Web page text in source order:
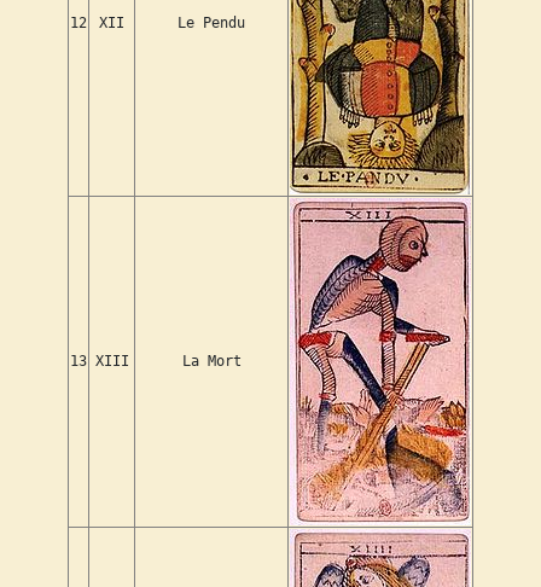
12 XII Le Pendu
13 XIII La Mort